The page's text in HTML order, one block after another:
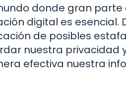
donde gran
digital es esencial.
de posibles
nuestra privacidad
efectiva nuestra